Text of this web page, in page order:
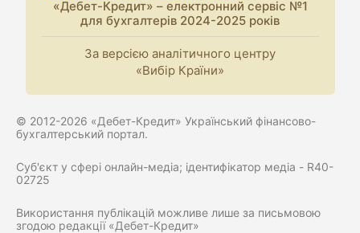
«Дебет-Кредит» – електронний сервіс №1
для бухгалтерів 2024-2025 років
За версією аналітичного центру
«Вибір Країни»
© 2012-2026 «Дебет-Кредит» Український фінансово-
бухгалтерський портал.
Суб'єкт у сфері онлайн-медіа; ідентифікатор медіа - R40-
02725
Використання публікацій можливе лише за письмовою
згодою редакції «Дебет-Кредит»